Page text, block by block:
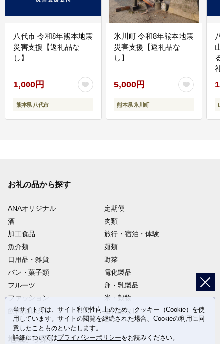
八代市 令和8年熊本地震
災害支援【返礼品な
し】
1,000円
熊本県 八代市
氷川町 令和8年熊本地震
災害支援【返礼品な
し】
5,000円
熊本県 氷川町
お礼の品から探す
ANAオリジナル
定期便
酒
肉類
加工食品
旅行・宿泊・体験
魚介類
麺類
日用品・雑貨
野菜
パン・菓子類
電化製品
フルーツ
卵・乳製品
ファッション
米・穀物
飲料(酒以外)
返礼品なし
地域から探す
当サイトでは、サイト利便性向上のため、クッキー（Cookie）を使
用しています。サイトの閲覧を継続された場合、Cookieの利用に同
意したことものといたします。
詳細についてはプライバシーポリシーをお読みください。